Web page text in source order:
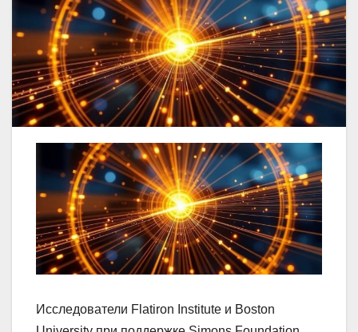
Исследователи Flatiron Institute и Boston